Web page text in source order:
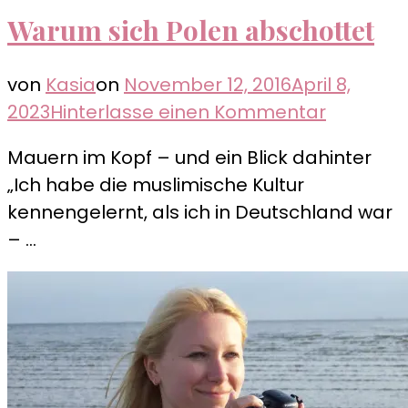
Warum sich Polen abschottet
von Kasiaon November 12, 2016April 8,
2023Hinterlasse einen Kommentarzu
sich
Mauern im Kopf – und ein Blick dahinter
„Ich habe die muslimische Kultur
kennengelernt, als ich in Deutschland war
– …